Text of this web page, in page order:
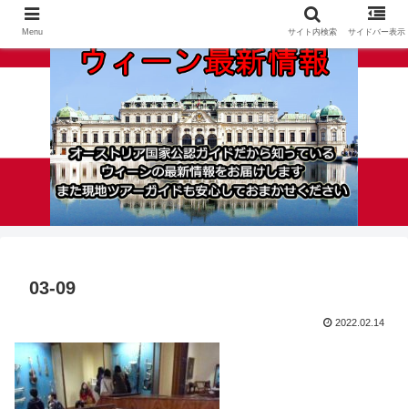
03-09
2022.02.14
Menu サイト内検索 サイドバー表示